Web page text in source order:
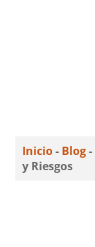
Inicio- Blog-
y Riesgos